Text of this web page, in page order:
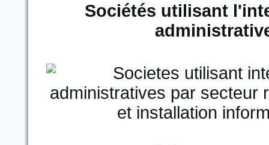
Sociétés utilisant